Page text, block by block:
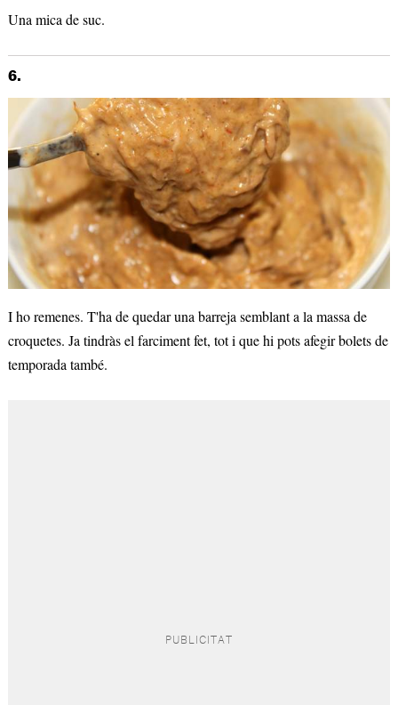
Una mica de suc.
6.
I ho remenes. T'ha de quedar una barreja semblant a la massa de
croquetes. Ja tindràs el farciment fet, tot i que hi pots afegir bolets de
temporada també.